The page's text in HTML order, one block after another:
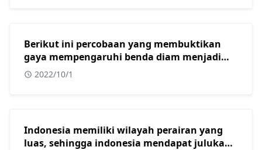
Berikut ini percobaan yang membuktikan
gaya mempengaruhi benda diam menjadi
bergerak adalah?
2022/10/1
Indonesia memiliki wilayah perairan yang
luas, sehingga indonesia mendapat julukan